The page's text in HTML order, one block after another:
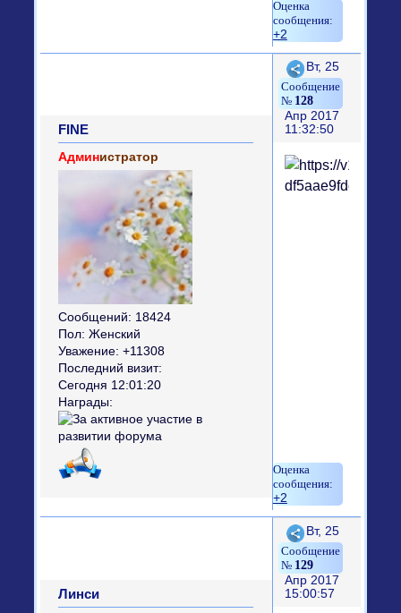
+2
Поделиться
128
Вт, 25
Апр 2017
11:32:50
FINE
Администратор
Сообщений: 18424
Пол: Женский
Уважение: +11308
Последний визит:
Сегодня 12:01:20
Награды:
+2
Поделиться
129
Вт, 25
Апр 2017
15:00:57
Линси